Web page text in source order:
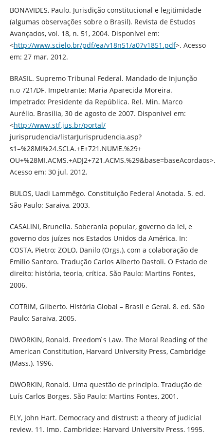
BONAVIDES, Paulo. Jurisdição constitucional e legitimidade
(algumas observações sobre o Brasil). Revista de Estudos
Avançados, vol. 18, n. 51, 2004. Disponível em:
<http://www.scielo.br/pdf/ea/v18n51/a07v1851.pdf>. Acesso
em: 27 mar. 2012.
BRASIL. Supremo Tribunal Federal. Mandado de Injunção
n.o 721/DF. Impetrante: Maria Aparecida Moreira.
Impetrado: Presidente da República. Rel. Min. Marco
Aurélio. Brasília, 30 de agosto de 2007. Disponível em:
<http://www.stf.jus.br/portal/
jurisprudencia/listarJurisprudencia.asp?
s1=%28MI%24.SCLA.+E+721.NUME.%29+
OU+%28MI.ACMS.+ADJ2+721.ACMS.%29&base=baseAcordaos>.
Acesso em: 30 jul. 2012.
BULOS, Uadi Lammêgo. Constituição Federal Anotada. 5. ed.
São Paulo: Saraiva, 2003.
CASALINI, Brunella. Soberania popular, governo da lei, e
governo dos juízes nos Estados Unidos da América. In:
COSTA, Pietro; ZOLO, Danilo (Orgs.), com a colaboração de
Emilio Santoro. Tradução Carlos Alberto Dastoli. O Estado de
direito: história, teoria, crítica. São Paulo: Martins Fontes,
2006.
COTRIM, Gilberto. História Global – Brasil e Geral. 8. ed. São
Paulo: Saraiva, 2005.
DWORKIN, Ronald. Freedom ́s Law. The Moral Reading of the
American Constitution, Harvard University Press, Cambridge
(Mass.), 1996.
DWORKIN, Ronald. Uma questão de princípio. Tradução de
Luís Carlos Borges. São Paulo: Martins Fontes, 2001.
ELY, John Hart. Democracy and distrust: a theory of judicial
review. 11. Imp. Cambridge: Harvard University Press, 1995.